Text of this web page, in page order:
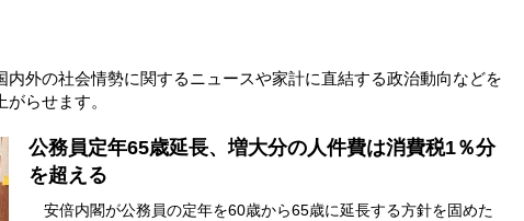
内外の社会情勢に関するニュースや家計に直結する政治動向などを
らせます。
公務員定年65歳延長、増大分の人件費は消費税1％分
を超える
安倍内閣が公務員の定年を60歳から65歳に延長する方針を固めた